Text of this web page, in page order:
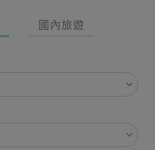
國內旅遊